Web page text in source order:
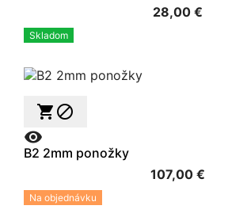
28,00 €
Skladom
 

B2 2mm ponožky
107,00 €
Na objednávku